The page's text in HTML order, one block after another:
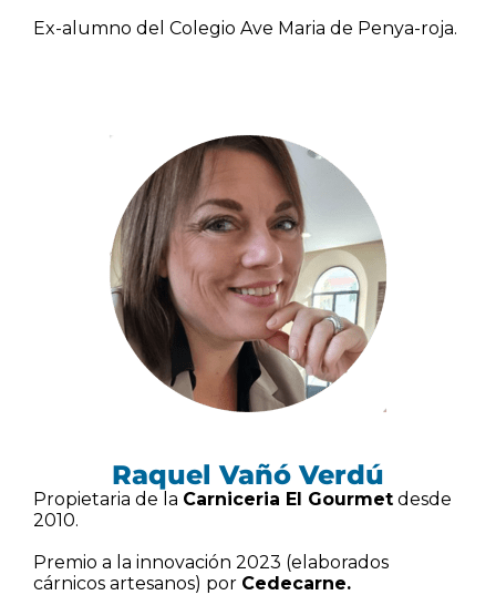
Ex-alumno del Colegio Ave Maria de Penya-roja.
Raquel Vañó Verdú
Propietaria de la Carniceria El Gourmet desde
2010.
Premio a la innovación 2023 (elaborados
cárnicos artesanos) por Cedecarne.